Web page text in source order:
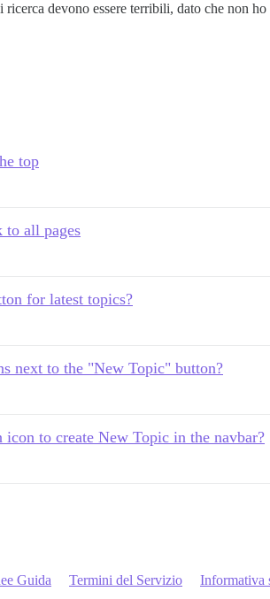
ricerca devono essere terribili, dato che non
top
all pages
for latest topics?
next to the "New Topic" button?
icon to create New Topic in the navbar?
Guida Termini del Servizio Informativa